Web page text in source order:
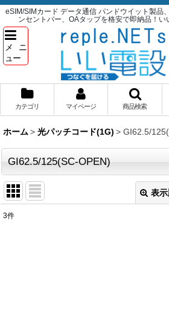
eSIM/SIMカード データ通信 パンドウイット製品
ンセントバー、OAタップを格安で即納品！
メニ
ュー
カテゴリ マイページ 商品検索
ホーム > 光パッチコード(1G) > GI62.5/
GI62.5/125(SC-OPEN)
表
3件